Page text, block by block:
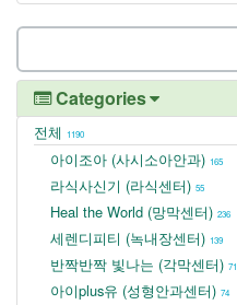
Categories
전체 1190
아이조아 (사시소아안과) 165
라식사신기 (라식센터) 55
Heal the World (망막센터) 236
세렌디피티 (녹내장센터) 139
반짝반짝 빛나는 (각막센터) 71
아이plus유 (성형안과센터) 74